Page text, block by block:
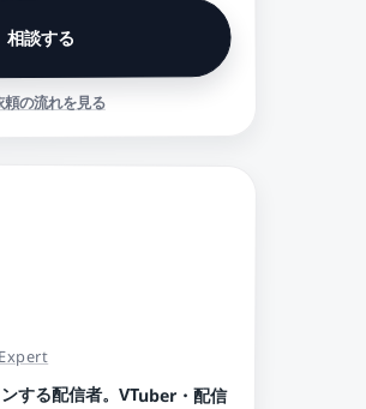
相談する
頼の流れを見る
する配信者。VTuber・配信